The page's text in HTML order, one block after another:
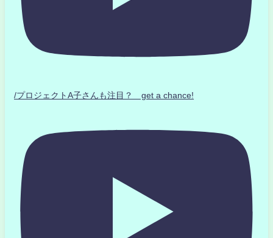
/プロジェクトA子さんも注目？ get a chance!